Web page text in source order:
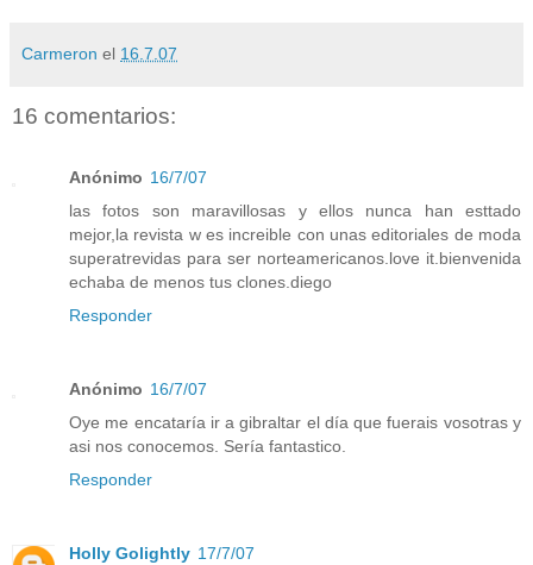
Carmeron el 16.7.07
16 comentarios:
Anónimo 16/7/07
las fotos son maravillosas y ellos nunca han esttado
mejor,la revista w es increible con unas editoriales de moda
superatrevidas para ser norteamericanos.love it.bienvenida
echaba de menos tus clones.diego
Responder
Anónimo 16/7/07
Oye me encataría ir a gibraltar el día que fuerais vosotras y
asi nos conocemos. Sería fantastico.
Responder
Holly Golightly 17/7/07